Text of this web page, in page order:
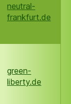
neutral-
frankfurt.de
green-
liberty.de